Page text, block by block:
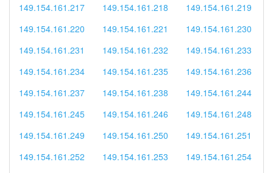
149.154.161.217
149.154.161.218
149.154.161.219
149.154.161.220
149.154.161.221
149.154.161.230
149.154.161.231
149.154.161.232
149.154.161.233
149.154.161.234
149.154.161.235
149.154.161.236
149.154.161.237
149.154.161.238
149.154.161.244
149.154.161.245
149.154.161.246
149.154.161.248
149.154.161.249
149.154.161.250
149.154.161.251
149.154.161.252
149.154.161.253 149.154.161.254